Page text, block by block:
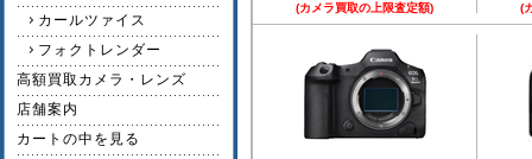
カールツァイス
フォクトレンダー
高額買取カメラ・レンズ
店舗案内
カートの中を見る
(カメラ買取の上限査定額) (